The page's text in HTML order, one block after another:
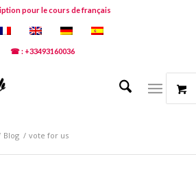
pour le cours de français
☎ : +33493160036
Blog / vote for us